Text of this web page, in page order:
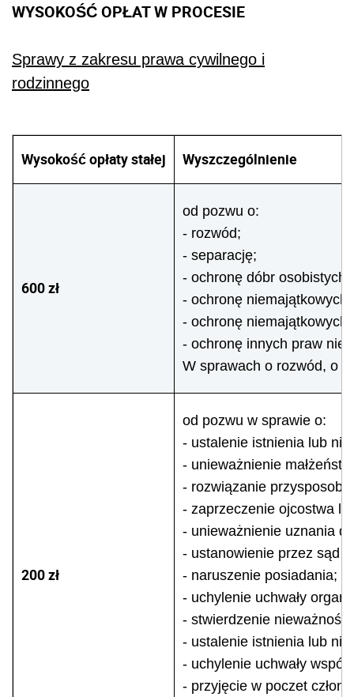
WYSOKOŚĆ OPŁAT W PROCESIE
Sprawy z zakresu prawa cywilnego i
rodzinnego
Wysokość opłaty stałej Wyszczególnienie
600 zł
od pozwu o:
- rozwód;
- separację;
- ochronę dóbr osobistych;
- ochronę niemajątkowych
- ochronę niemajątkowych
- ochronę innych praw
W sprawach o rozwód, o
200 zł
od pozwu w sprawie o:
- ustalenie istnienia lub
- unieważnienie
- rozwiązanie
- zaprzeczenie ojcostwa
- unieważnienie uznania
- ustanowienie przez sąd
- naruszenie posiadania;
- uchylenie uchwały
- stwierdzenie nieważności
- ustalenie istnienia lub
- uchylenie uchwały
- przyjęcie w poczet